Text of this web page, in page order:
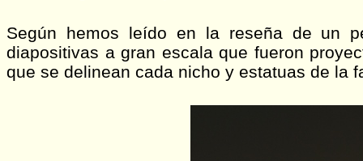
Según hemos leído en la reseña de un
diapositivas a gran escala que fueron
que se delinean cada nicho y estatuas de la